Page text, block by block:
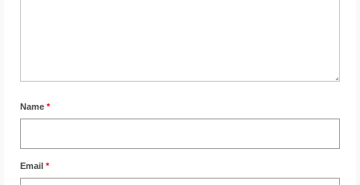
Name *
Email *